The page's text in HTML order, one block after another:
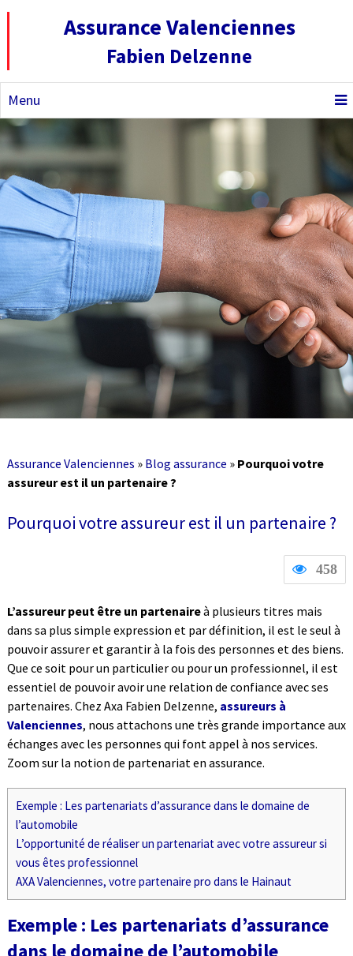
Assurance Valenciennes
Fabien Delzenne
Menu
Assurance Valenciennes » Blog assurance » Pourquoi votre
assureur est il un partenaire ?
Pourquoi votre assureur est il un partenaire ?
458
L’assureur peut être un partenaireà plusieurs titres mais
dans sa plus simple expression et par définition, il est le seul à
pouvoir assurer et garantir à la fois des personnes et des biens.
Que ce soit pour un particulier ou pour un professionnel, il est
essentiel de pouvoir avoir une relation de confiance avec ses
partenaires. Chez Axa Fabien Delzenne, assureurs à
Valenciennes, nous attachons une très grande importance aux
échanges avec les personnes qui font appel à nos services.
Zoom sur la notion de partenariat en assurance.
Exemple : Les partenariats d’assurance dans le domaine de
l’automobile
L’opportunité de réaliser un partenariat avec votre assureur si
vous êtes professionnel
AXA Valenciennes, votre partenaire pro dans le Hainaut
Exemple : Les partenariats d’assurance
dans le domaine de l’automobile